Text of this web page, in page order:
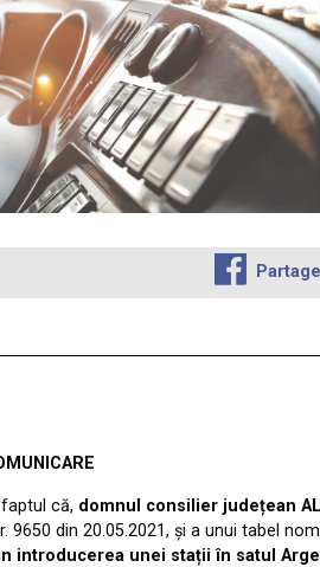
că, domnul consilier județean
din 20.05.2021, și a unui tabel
introducerea unei stații în satul